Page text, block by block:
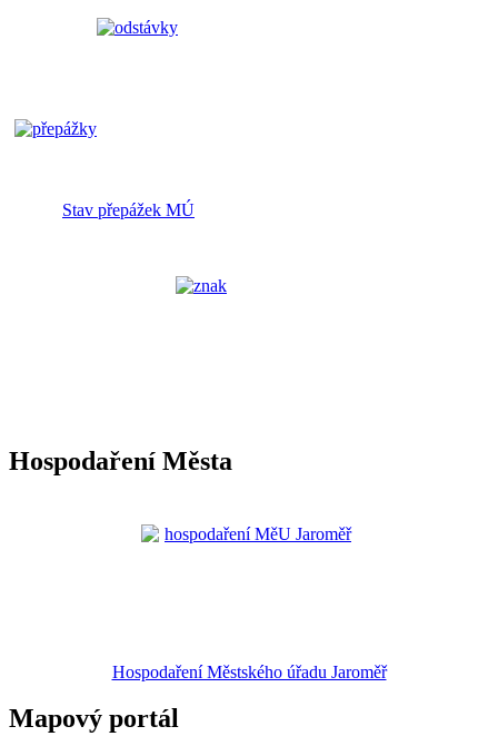
Stav přepážek MÚ
Hospodaření Města
Hospodaření Městského úřadu Jaroměř
Mapový portál